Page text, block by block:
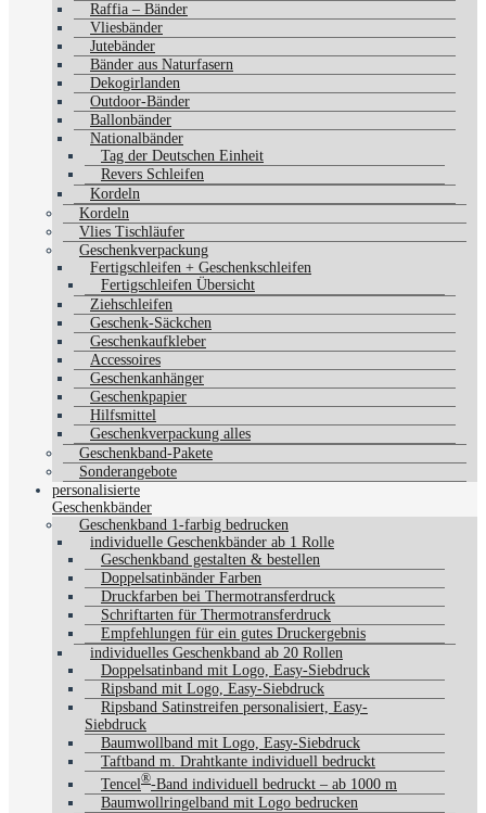
Raffia – Bänder
Vliesbänder
Jutebänder
Bänder aus Naturfasern
Dekogirlanden
Outdoor-Bänder
Ballonbänder
Nationalbänder
Tag der Deutschen Einheit
Revers Schleifen
Kordeln
Kordeln
Vlies Tischläufer
Geschenkverpackung
Fertigschleifen + Geschenkschleifen
Fertigschleifen Übersicht
Ziehschleifen
Geschenk-Säckchen
Geschenkaufkleber
Accessoires
Geschenkanhänger
Geschenkpapier
Hilfsmittel
Geschenkverpackung alles
Geschenkband-Pakete
Sonderangebote
personalisierte
Geschenkbänder
Geschenkband 1-farbig bedrucken
individuelle Geschenkbänder ab 1 Rolle
Geschenkband gestalten & bestellen
Doppelsatinbänder Farben
Druckfarben bei Thermotransferdruck
Schriftarten für Thermotransferdruck
Empfehlungen für ein gutes Druckergebnis
individuelles Geschenkband ab 20 Rollen
Doppelsatinband mit Logo, Easy-Siebdruck
Ripsband mit Logo, Easy-Siebdruck
Ripsband Satinstreifen personalisiert, Easy-
Siebdruck
Baumwollband mit Logo, Easy-Siebdruck
Taftband m. Drahtkante individuell bedruckt
Tencel®-Band individuell bedruckt – ab 1000 m
Baumwollringelband mit Logo bedrucken